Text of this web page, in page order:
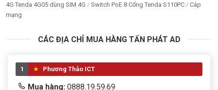
4G Tenda 4G05 dùng SIM 4G
Switch PoE 8 Cổng Tenda S110PC
Cáp
mạng
CÁC ĐỊA CHỈ MUA HÀNG TẤN PHÁT AD
1 Phương Thảo ICT
Mua hàng: 0888.19.59.69